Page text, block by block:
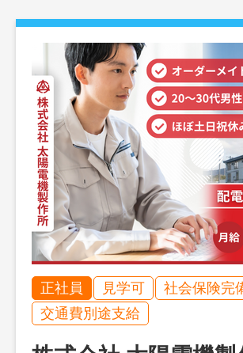
正社員 見学可 社会保険完
交通費別途支給